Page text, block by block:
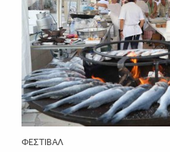
ΦΕΣΤΙΒΑΛ